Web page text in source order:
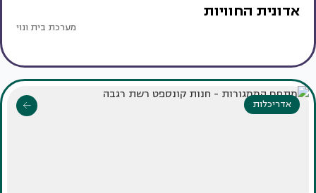
אדונית החוויות
מערכת בית ונוי
אדריכלות